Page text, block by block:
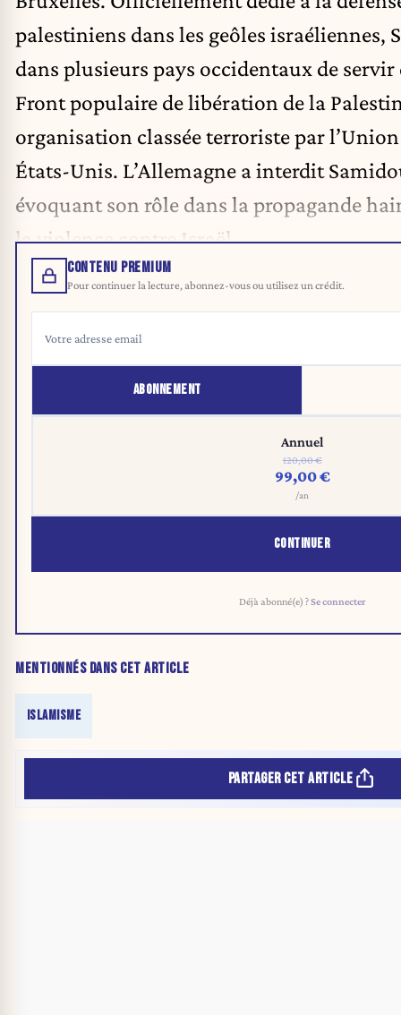
palestiniens dans les geôles israéliennes,
dans plusieurs pays occidentaux de
Front populaire de libération de la
organisation classée terroriste par
États-Unis. L’Allemagne a interdit
évoquant son rôle dans la propagande
la violence contre Israël.
CONTENU PREMIUM
Pour continuer la lecture, abonnez-vous ou utilisez un crédit.
ABONNEMENT
Annuel
120,00 €
99,00 €
/an
CONTINUER
Déjà abonné(e) ?Se connecter
MENTIONNÉS DANS CET ARTICLE
ISLAMISME
PARTAGER CET ARTICLE